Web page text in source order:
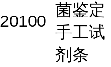
20100
菌鉴定
手工试
剂条